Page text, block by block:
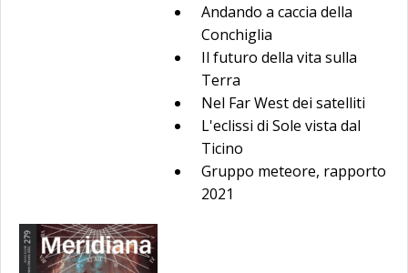
Andando a caccia della
Conchiglia
Il futuro della vita sulla
Terra
Nel Far West dei satelliti
L'eclissi di Sole vista dal
Ticino
Gruppo meteore, rapporto
2021